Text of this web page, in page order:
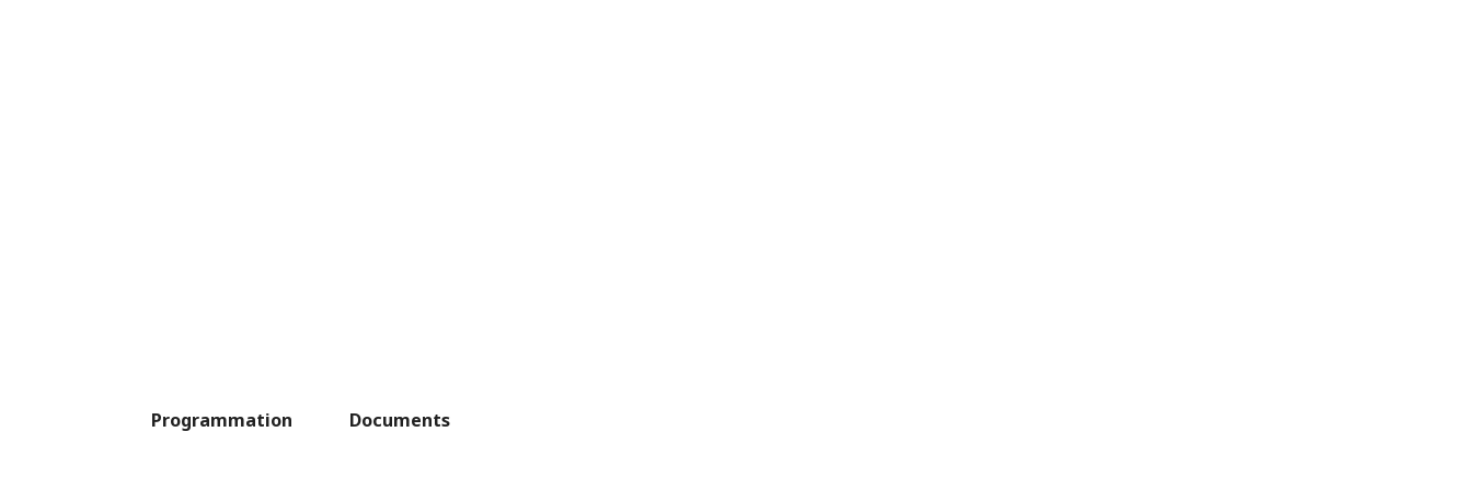
Programmation Documents